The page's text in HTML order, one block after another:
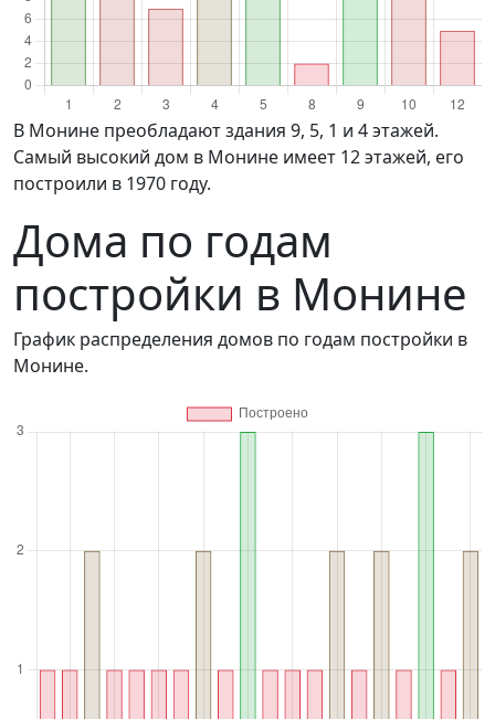
в Монине преобладают здания 9, 5, 1 и 4 этажей.
Самый высокий дом в Монине имеет 12 этажей, его
построили в 1970 году.
Дома по годам
постройки в Монине
График распределения домов по годам постройки в
Монине.